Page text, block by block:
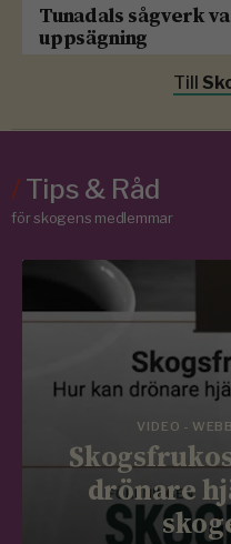
Tunadals sågverk
uppsägning
Till
/Tips & Råd
för skogens medlemmar
VIDEO -
drönare